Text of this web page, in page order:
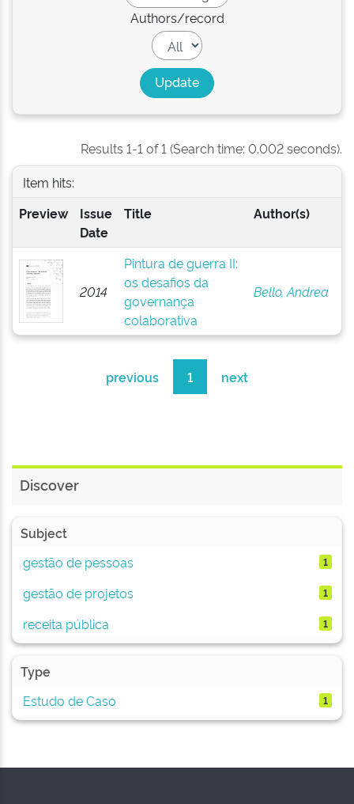
Authors/record
Results 1-1 of 1 (Search time: 0.002 seconds).
Item hits:
Preview
Issue
Date
Title Author(s)
2014
Pintura de guerra II:
os desafios da
governança
colaborativa
Bello, Andrea
previous 1 next
Discover
Subject
gestão de pessoas
1
gestão de projetos 1
receita pública 1
Type
Estudo de Caso
1